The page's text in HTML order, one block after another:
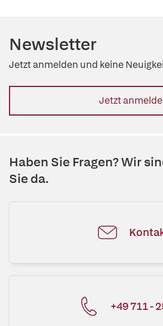
Newsletter
Jetzt anmelden und keine
Jetzt
Haben Sie Fragen? Wir
Sie da.
+49 711 -